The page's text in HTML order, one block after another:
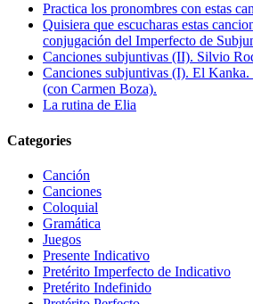
Practica los pronombres con estas
Quisiera que escucharas estas
conjugación del Imperfecto de
Canciones subjuntivas (II). Silvio
Canciones subjuntivas (I). El Kanka.
(con Carmen Boza).
La rutina de Elia
Categories
Canción
Canciones
Coloquial
Gramática
Juegos
Presente Indicativo
Pretérito Imperfecto de Indicativo
Pretérito Indefinido